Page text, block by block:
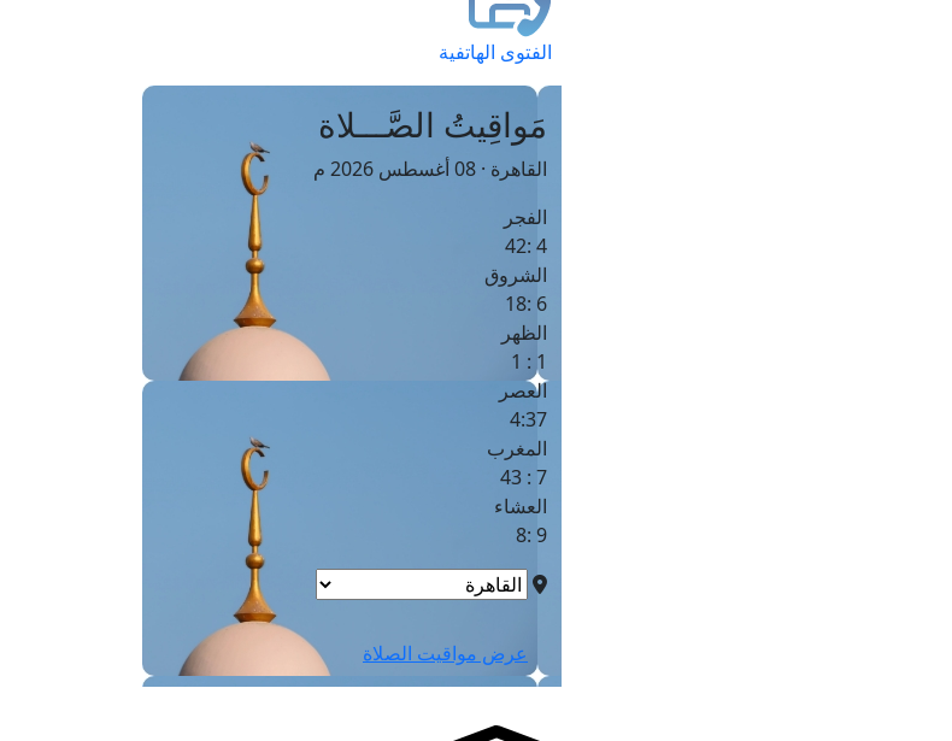
الفتوى الهاتفية
مَواقِيتُ الصَّـــلاة
القاهرة · 08 أغسطس 2026 م
الفجر
4 :42
الشروق
6 :18
الظهر
1 : 1
العصر
4:37
المغرب
7 : 43
العشاء
9 :8
عرض مواقيت الصلاة